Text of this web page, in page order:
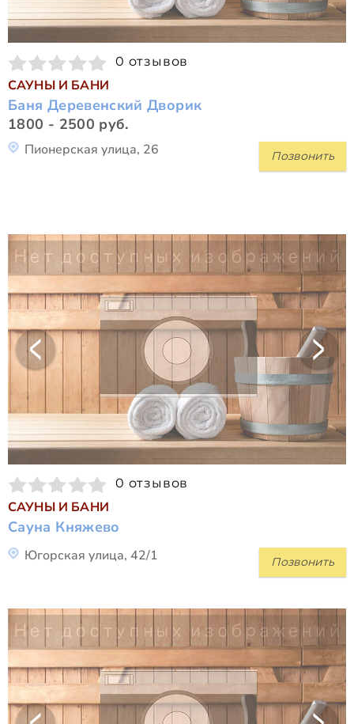
0 отзывов
САУНЫ И БАНИ
Баня Деревенский Дворик
1800 - 2500 руб.
Позвонить
Пионерская улица, 26
0 отзывов
САУНЫ И БАНИ
Сауна Княжево
Позвонить
Югорская улица, 42/1